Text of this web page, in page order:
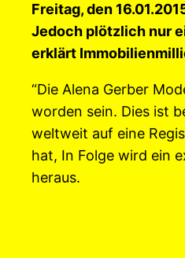
Freitag, den
Jedoch plötzlich nur
erklärt
“Die Alena Gerber
worden sein. Dies ist
weltweit auf eine
hat, In Folge wird ein
heraus.